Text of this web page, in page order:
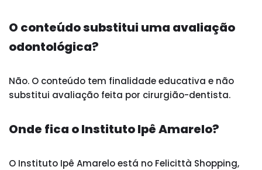
O conteúdo substitui uma avaliação
odontológica?
Não. O conteúdo tem finalidade educativa e não
substitui avaliação feita por cirurgião-dentista.
Onde fica o Instituto Ipê Amarelo?
O Instituto Ipê Amarelo está no Felicittà Shopping,